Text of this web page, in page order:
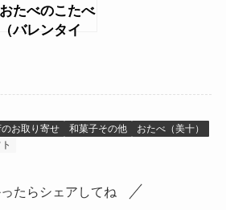
おたべのこたべ
（バレンタイ
お取り寄せ 和菓子その他
おたべ（美十）
たらシェアしてね